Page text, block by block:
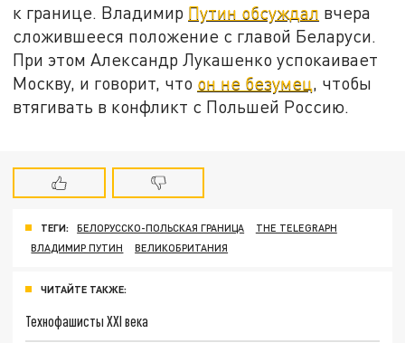
к границе. Владимир Путин обсуждал вчера
сложившееся положение с главой Беларуси.
При этом Александр Лукашенко успокаивает
Москву, и говорит, что он не безумец, чтобы
втягивать в конфликт с Польшей Россию.
ТЕГИ: БЕЛОРУССКО-ПОЛЬСКАЯ ГРАНИЦА
THE TELEGRAPH
ВЛАДИМИР ПУТИН
ВЕЛИКОБРИТАНИЯ
ЧИТАЙТЕ ТАКЖЕ:
Технофашисты XXI века